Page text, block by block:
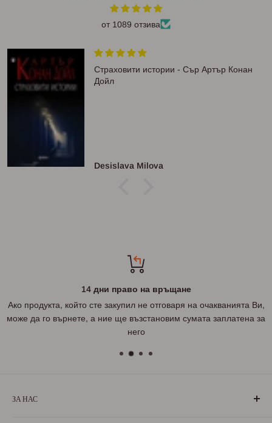
от 1089 отзива
Страховити истории - Сър Артър Конан
Дойл
Desislava Milova
14 дни право на връщане
Ако продукта, който сте закупил не отговаря на очакванията Ви,
може да го върнете, а ние ще възстановим сумата заплатена за
него
ЗА НАС